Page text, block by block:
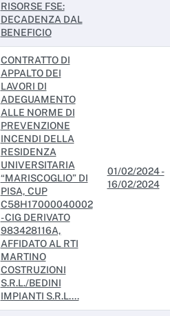
RISORSE FSE:
DECADENZA DAL
BENEFICIO
CONTRATTO DI
APPALTO DEI
LAVORI DI
ADEGUAMENTO
ALLE NORME DI
PREVENZIONE
INCENDI DELLA
RESIDENZA
UNIVERSITARIA
“MARISCOGLIO” DI
PISA, CUP
C58H17000040002
- CIG DERIVATO
983428116A,
AFFIDATO AL RTI
MARTINO
COSTRUZIONI
S.R.L./BEDINI
IMPIANTI S.R.L....
01/02/2024 -
16/02/2024